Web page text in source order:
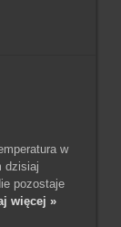
w
dzisiaj
pozostaje
więcej »